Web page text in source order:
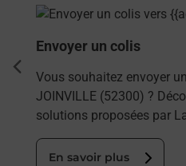
En savoir plus
Envoyer un colis
Vous souhaitez envoyer
JOINVILLE (52300) ?
solutions proposées par
En savoir plus